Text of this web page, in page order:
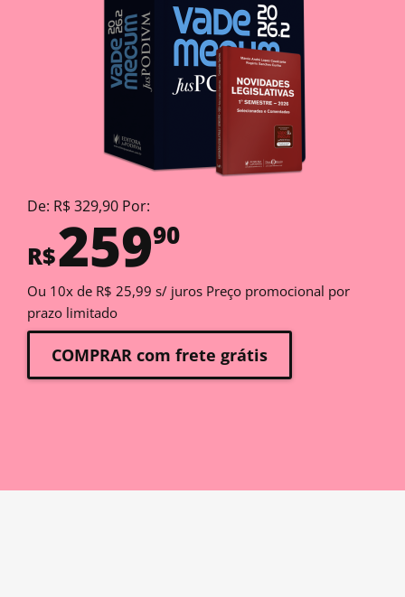
De: R$ 329,90 Por:
R$25990
Ou 10x de R$ 25,99 s/ juros Preço promocional por
prazo limitado
COMPRAR com frete grátis